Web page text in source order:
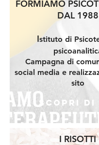
Scopri di
FORMIAMO
DAL 1988
Istituto di
Campagna di
social media e
sito
I RISOTTI